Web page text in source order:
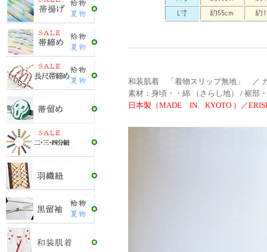
和装肌着 「着物スリップ無地」 ／
素材：身頃・・綿 （さらし地） / 裾部
日本製（MADE IN KYOTO ）／